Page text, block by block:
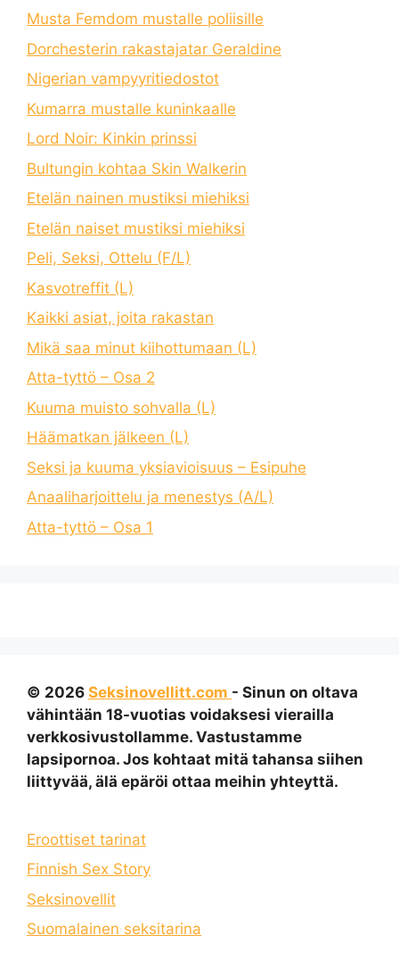
Musta Femdom mustalle poliisille
Dorchesterin rakastajatar Geraldine
Nigerian vampyyritiedostot
Kumarra mustalle kuninkaalle
Lord Noir: Kinkin prinssi
Bultungin kohtaa Skin Walkerin
Etelän nainen mustiksi miehiksi
Etelän naiset mustiksi miehiksi
Peli, Seksi, Ottelu (F/L)
Kasvotreffit (L)
Kaikki asiat, joita rakastan
Mikä saa minut kiihottumaan (L)
Atta-tyttö – Osa 2
Kuuma muisto sohvalla (L)
Häämatkan jälkeen (L)
Seksi ja kuuma yksiavioisuus – Esipuhe
Anaaliharjoittelu ja menestys (A/L)
Atta-tyttö – Osa 1
© 2026 Seksinovellitt.com - Sinun on oltava
vähintään 18-vuotias voidaksesi vierailla
verkkosivustollamme. Vastustamme
lapsipornoa. Jos kohtaat mitä tahansa siihen
liittyvää, älä epäröi ottaa meihin yhteyttä.
Eroottiset tarinat
Finnish Sex Story
Seksinovellit
Suomalainen seksitarina